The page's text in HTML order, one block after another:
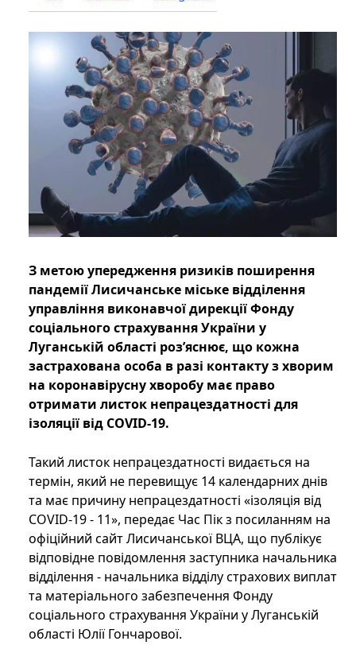
З метою упередження ризиків поширення
пандемії Лисичанське міське відділення
управління виконавчої дирекції Фонду
соціального страхування України у
Луганській області роз’яснює, що кожна
застрахована особа в разі контакту з хворим
на коронавірусну хворобу має право
отримати листок непрацездатності для
ізоляції від COVID-19.
Такий листок непрацездатності видається на
термін, який не перевищує 14 календарних днів
та має причину непрацездатності «ізоляція від
COVID-19 - 11», передає Час Пік з посиланням на
офіційний сайт Лисичанської ВЦА, що публікує
відповідне повідомлення заступника начальника
відділення - начальника відділу страхових виплат
та матеріального забезпечення Фонду
соціального страхування України у Луганській
області Юлії Гончарової.